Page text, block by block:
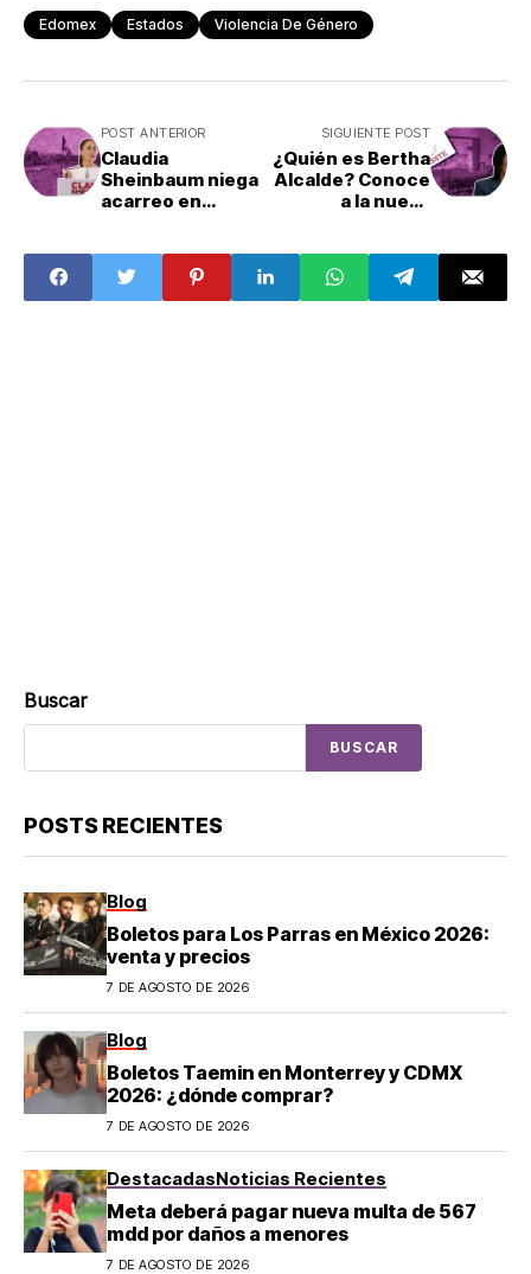
Edomex Estados Violencia De Género
POST ANTERIOR
Claudia
Sheinbaum niega
acarreo en
SIGUIENTE POST
¿Quién es Bertha
Alcalde? Conoce
a la nueva
Buscar
BUSCAR
POSTS RECIENTES
Blog
Boletos para Los Parras en México 2026:
venta y precios
7 DE AGOSTO DE 2026
Blog
Boletos Taemin en Monterrey y CDMX
2026: ¿dónde comprar?
7 DE AGOSTO DE 2026
DestacadasNoticias Recientes
Meta deberá pagar nueva multa de 567
mdd por daños a menores
7 DE AGOSTO DE 2026